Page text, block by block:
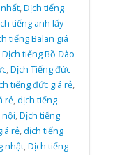
,Dịch tiếng
tiếng anh lấy
tiếng Balan giá
Dịch tiếng Bồ Đào
,Dịch Tiếng đức
tiếng đức giá rẻ,
rẻ,dịch tiếng
nội,Dịch tiếng
rẻ,dịch tiếng
nhật,Dịch tiếng